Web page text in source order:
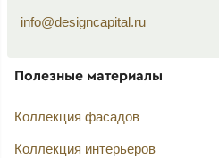
info@designcapital.ru
Полезные материалы
Коллекция фасадов
Коллекция интерьеров